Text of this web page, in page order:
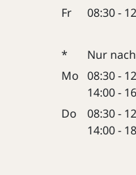
Fr
08:30 -
*
Nur
Mo 08:30 -
14:00 -
Do
08:30 -
14:00 -